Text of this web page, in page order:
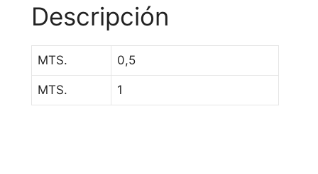
Descripción
MTS. 0,5
MTS. 1